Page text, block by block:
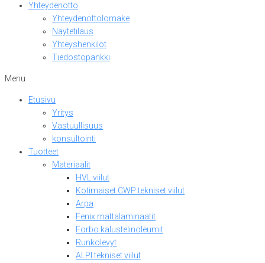
Yhteydenotto
Yhteydenottolomake
Näytetilaus
Yhteyshenkilöt
Tiedostopankki
Menu
Etusivu
Yritys
Vastuullisuus
konsultointi
Tuotteet
Materiaalit
HVL viilut
Kotimaiset CWP tekniset viilut
Arpa
Fenix mattalaminaatit
Forbo kalustelinoleumit
Runkolevyt
ALPI tekniset viilut